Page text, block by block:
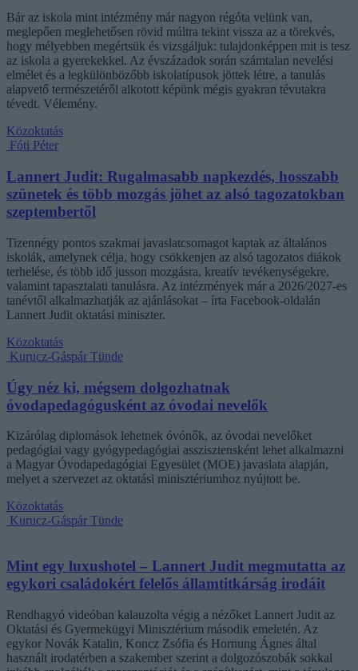
Bár az iskola mint intézmény már nagyon régóta velünk van,
meglepően meglehetősen rövid múltra tekint vissza az a törekvés,
hogy mélyebben megértsük és vizsgáljuk: tulajdonképpen mit is tesz
az iskola a gyerekekkel. Az évszázadok során számtalan nevelési
elmélet és a legkülönbözőbb iskolatípusok jöttek létre, a tanulás
alapvető természetéről alkotott képünk mégis gyakran tévutakra
tévedt. Vélemény.
Közoktatás
Fóti Péter
Lannert Judit: Rugalmasabb napkezdés, hosszabb
szünetek és több mozgás jöhet az alsó tagozatokban
szeptembertől
Tizennégy pontos szakmai javaslatcsomagot kaptak az általános
iskolák, amelynek célja, hogy csökkenjen az alsó tagozatos diákok
terhelése, és több idő jusson mozgásra, kreatív tevékenységekre,
valamint tapasztalati tanulásra. Az intézmények már a 2026/2027-es
tanévtől alkalmazhatják az ajánlásokat – írta Facebook-oldalán
Lannert Judit oktatási miniszter.
Közoktatás
Kurucz-Gáspár Tünde
Úgy néz ki, mégsem dolgozhatnak
óvodapedagógusként az óvodai nevelők
Kizárólag diplomások lehetnek óvónők, az óvodai nevelőket
pedagógiai vagy gyógypedagógiai asszisztensként lehet alkalmazni
a Magyar Óvodapedagógiai Egyesület (MOE) javaslata alapján,
melyet a szervezet az oktatási minisztériumhoz nyújtott be.
Közoktatás
Kurucz-Gáspár Tünde
Mint egy luxushotel – Lannert Judit megmutatta az
egykori családokért felelős államtitkárság irodáit
Rendhagyó videóban kalauzolta végig a nézőket Lannert Judit az
Oktatási és Gyermekügyi Minisztérium második emeletén. Az
egykor Novák Katalin, Koncz Zsófia és Hornung Ágnes által
használt irodatérben a szakember szerint a dolgozószobák sokkal